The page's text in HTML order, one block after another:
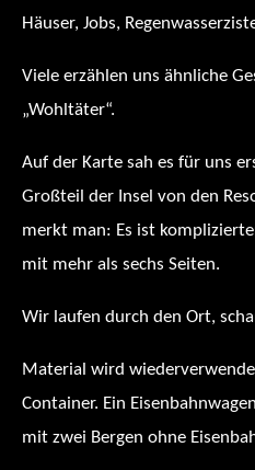
Häuser, Jobs,
Viele erzählen uns ähnliche
„Wohltäter“.
Auf der Karte sah es für uns
Großteil der Insel von den
merkt man: Es ist
mit mehr als sechs Seiten.
Wir laufen durch den Ort,
Material wird
Container. Ein
mit zwei Bergen ohne